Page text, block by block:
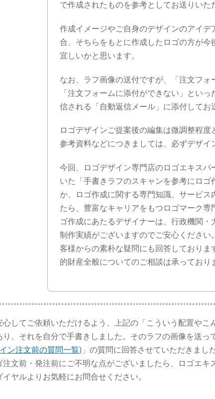
で作成されたものを参考としてお送りいた
作成イメージやご自身のデザインのアイ
合、そちらをもとに作成したロゴの方が
宜しいかと思います。
なお、ラフ画像の送付ですが、「注文フォ
「注文フォームに添付ができない」とい
信される「自動返信メール」に添付してお
ロゴデザインご提案後の編集は微調整程
参考資料などにつきましては、必ずデザイ
今回、ロゴデザイン専門店のロゴエキスパ
いた「手書きラフのスキャンを参考にロゴ
か、ロゴ作成に関する専門知識、サービス
たら、豊富なキャリアをもつロゴマーク専
ゴ作成にあたるデザイナーは、行政機関
制作実績がございますのでご安心くださ
客様からの素朴な疑問にも回答しており
的財産全般についてのご相談は承っており
心してご依頼いただけるよう、上記の「こういう配置やこ
り、それを自分で手書きしました。そのラフの画像を送
ン注文前の質問一覧)」の質問に回答させていただきまし
注文前・発注前にご不明な点がございましたら、ロゴエキ
ヤルよりお気軽にお問合せください。